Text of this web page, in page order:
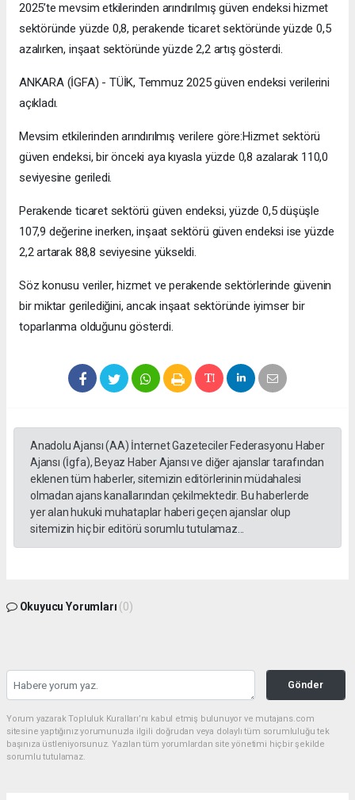
2025’te mevsim etkilerinden arındırılmış güven endeksi hizmet
sektöründe yüzde 0,8, perakende ticaret sektöründe yüzde 0,5
azalırken, inşaat sektöründe yüzde 2,2 artış gösterdi.
ANKARA (İGFA) - TÜİK, Temmuz 2025 güven endeksi verilerini
açıkladı.
Mevsim etkilerinden arındırılmış verilere göre:Hizmet sektörü
güven endeksi, bir önceki aya kıyasla yüzde 0,8 azalarak 110,0
seviyesine geriledi.
Perakende ticaret sektörü güven endeksi, yüzde 0,5 düşüşle
107,9 değerine inerken, inşaat sektörü güven endeksi ise yüzde
2,2 artarak 88,8 seviyesine yükseldi.
Söz konusu veriler, hizmet ve perakende sektörlerinde güvenin
bir miktar gerilediğini, ancak inşaat sektöründe iyimser bir
toparlanma olduğunu gösterdi.
Anadolu Ajansı (AA) İnternet Gazeteciler Federasyonu Haber
Ajansı (İgfa), Beyaz Haber Ajansı ve diğer ajanslar tarafından
eklenen tüm haberler, sitemizin editörlerinin müdahalesi
olmadan ajans kanallarından çekilmektedir. Bu haberlerde
yer alan hukuki muhataplar haberi geçen ajanslar olup
sitemizin hiç bir editörü sorumlu tutulamaz...
Okuyucu Yorumları (0)
Gönder
Yorum yazarak Topluluk Kuralları’nı kabul etmiş bulunuyor ve mutajans.com
sitesine yaptığınız yorumunuzla ilgili doğrudan veya dolaylı tüm sorumluluğu tek
başınıza üstleniyorsunuz. Yazılan tüm yorumlardan site yönetimi hiçbir şekilde
sorumlu tutulamaz.